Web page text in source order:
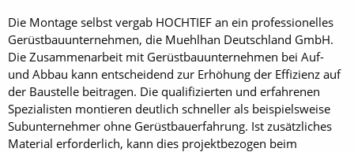
Die Montage selbst vergab HOCHTIEF an ein professionelles
Gerüstbauunternehmen, die Muehlhan Deutschland GmbH.
Die Zusammenarbeit mit Gerüstbauunternehmen bei Auf-
und Abbau kann entscheidend zur Erhöhung der Effizienz auf
der Baustelle beitragen. Die qualifizierten und erfahrenen
Spezialisten montieren deutlich schneller als beispielsweise
Subunternehmer ohne Gerüstbauerfahrung. Ist zusätzliches
Material erforderlich, kann dies projektbezogen beim